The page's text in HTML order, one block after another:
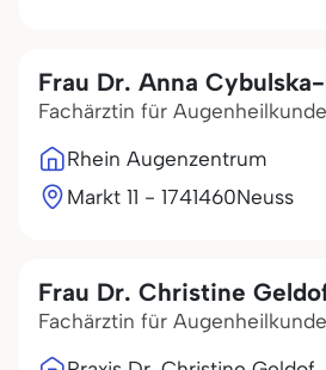
Frau Dr. Anna
Fachärztin für Augenheilkunde
Rhein Augenzentrum
Markt 11 - 1741460Neuss
Frau Dr. Christine
Fachärztin für Augenheilkunde